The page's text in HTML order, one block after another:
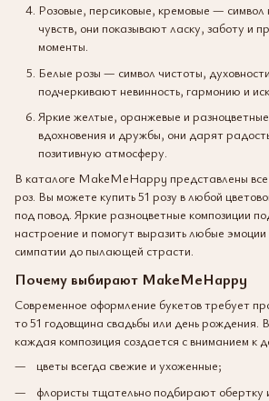
Розовые, персиковые, кремовые — символ
чувств, они показывают ласку, заботу и
моменты.
Белые розы — символ чистоты,
подчеркивают невинность, гармонию и
Яркие желтые, оранжевые и
вдохновения и дружбы, они дарят
позитивную атмосферу.
В каталоге MakeMeHappy представлены
роз. Вы можете купить 51 розу в любой
под повод. Яркие разноцветные композиции
настроение и помогут выразить любые
симпатии до пылающей страсти.
Почему выбирают MakeMeHappy
Современное оформление букетов требует
то 51 годовщина свадьбы или день рождения. В
каждая композиция создается с вниманием к
цветы всегда свежие и ухоженные;
флористы тщательно подбирают обертку